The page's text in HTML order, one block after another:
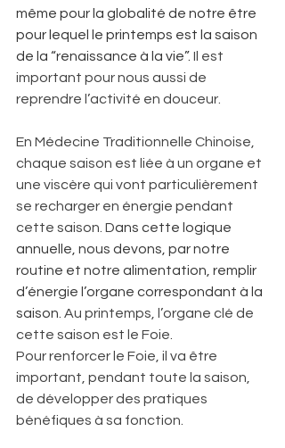
même pour la globalité de notre être
pour lequel le printemps est la saison
de la “renaissance à la vie”. Il est
important pour nous aussi de
reprendre l’activité en douceur.
En Médecine Traditionnelle Chinoise,
chaque saison est liée à un organe et
une viscère qui vont particulièrement
se recharger en énergie pendant
cette saison. Dans cette logique
annuelle, nous devons, par notre
routine et notre alimentation, remplir
d’énergie l’organe correspondant à la
saison . Au printemps, l’organe clé de
cette saison est le Foie
Pour renforcer le Foie, il va être
important, pendant toute la saison,
de développer des pratiques
bénéfiques à sa fonction.